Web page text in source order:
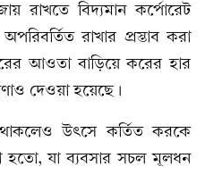
রাখতে বিদ্যমান কর্পোরেট
রাখার প্রস্তাব করা
আওতা বাড়িয়ে করের হার
দেওয়া হয়েছে।
উৎসে কর্তিত করকে
হতো, যা ব্যবসার সচল মূলধন